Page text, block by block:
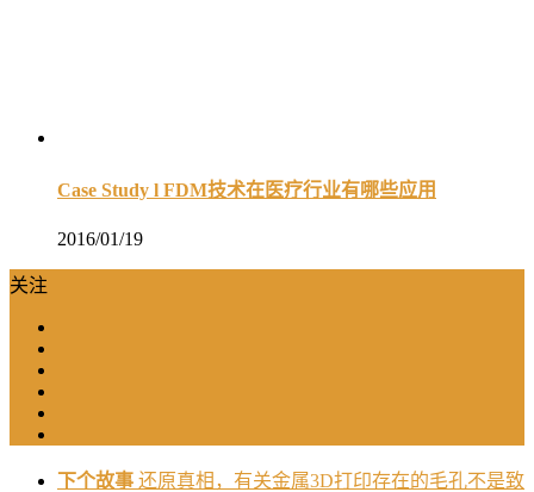
Case Study l FDM技术在医疗行业有哪些应用
2016/01/19
关注
下个故事 还原真相，有关金属3D打印存在的毛孔不是致